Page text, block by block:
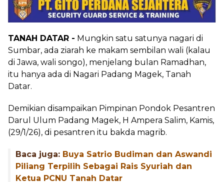
TANAH DATAR - Mungkin satu satunya nagari di
Sumbar, ada ziarah ke makam sembilan wali (kalau
di Jawa, wali songo), menjelang bulan Ramadhan,
itu hanya ada di Nagari Padang Magek, Tanah
Datar.
Demikian disampaikan Pimpinan Pondok Pesantren
Darul Ulum Padang Magek, H Ampera Salim, Kamis,
(29/1/26), di pesantren itu bakda magrib.
Baca juga: Buya Satrio Budiman dan Aswandi
Piliang Terpilih Sebagai Rais Syuriah dan
Ketua PCNU Tanah Datar